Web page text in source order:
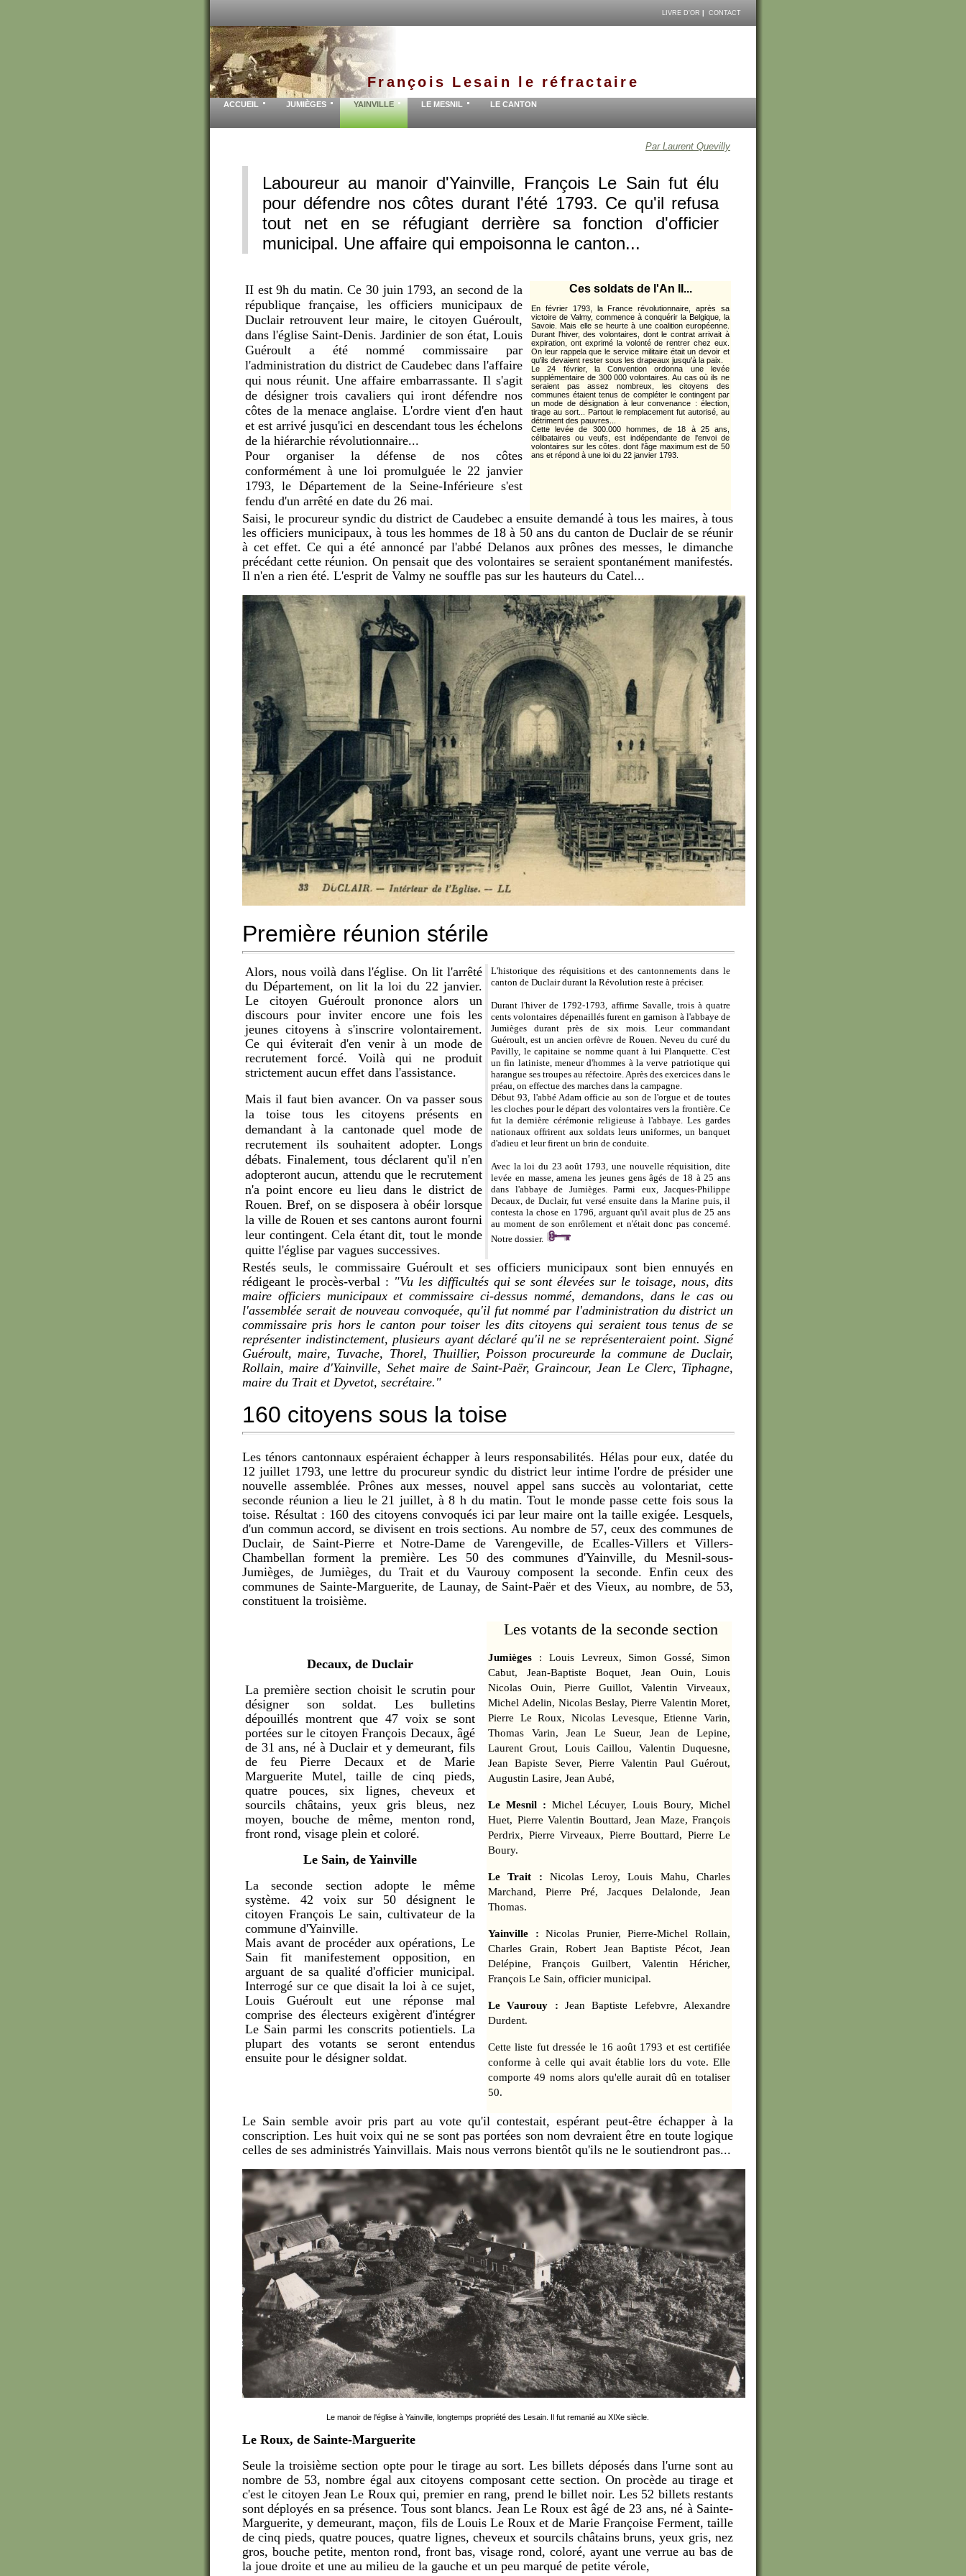
LIVRE D'OR CONTACT
François Lesain le réfractaire
ACCUEIL JUMIÈGES YAINVILLE LE MESNIL LE CANTON
Par Laurent Quevilly
Laboureur au manoir d'Yainville, François Le Sain fut élu
pour défendre nos côtes durant l'été 1793. Ce qu'il refusa
tout net en se réfugiant derrière sa fonction d'officier
municipal. Une affaire qui empoisonna le canton...
II est 9h du matin. Ce 30 juin 1793, an second de la
république française, les officiers municipaux de
Duclair retrouvent leur maire, le citoyen Guéroult,
dans l'église Saint-Denis. Jardinier de son état, Louis
Guéroult a été nommé commissaire par
l'administration du district de Caudebec dans l'affaire
qui nous réunit. Une affaire embarrassante. Il s'agit
de désigner trois cavaliers qui iront défendre nos
côtes de la menace anglaise. L'ordre vient d'en haut
et est arrivé jusqu'ici en descendant tous les échelons
de la hiérarchie révolutionnaire...
Pour organiser la défense de nos côtes
conformément à une loi promulguée le 22 janvier
1793, le Département de la Seine-Inférieure s'est
fendu d'un arrêté en date du 26 mai.
Ces soldats de l'An II...
En février 1793, la France révolutionnaire, après sa
victoire de Valmy, commence à conquérir la Belgique, la
Savoie. Mais elle se heurte à une coalition européenne.
Durant l'hiver, des volontaires, dont le contrat arrivait à
expiration, ont exprimé la volonté de rentrer chez eux.
On leur rappela que le service militaire était un devoir et
qu'ils devaient rester sous les drapeaux jusqu'à la paix.
Le 24 février, la Convention ordonna une levée
supplémentaire de 300 000 volontaires. Au cas où ils ne
seraient pas assez nombreux, les citoyens des
communes étaient tenus de compléter le contingent par
un mode de désignation à leur convenance : élection,
tirage au sort... Partout le remplacement fut autorisé, au
détriment des pauvres...
Cette levée de 300.000 hommes, de 18 à 25 ans,
célibataires ou veufs, est indépendante de l'envoi de
volontaires sur les côtes. dont l'âge maximum est de 50
ans et répond à une loi du 22 janvier 1793.
Saisi, le procureur syndic du district de Caudebec a ensuite demandé à tous les maires, à tous
les officiers municipaux, à tous les hommes de 18 à 50 ans du canton de Duclair de se réunir
à cet effet. Ce qui a été annoncé par l'abbé Delanos aux prônes des messes, le dimanche
précédant cette réunion. On pensait que des volontaires se seraient spontanément manifestés.
Il n'en a rien été. L'esprit de Valmy ne souffle pas sur les hauteurs du Catel...
Première réunion stérile
Alors, nous voilà dans l'église. On lit l'arrêté
du Département, on lit la loi du 22 janvier.
Le citoyen Guéroult prononce alors un
discours pour inviter encore une fois les
jeunes citoyens à s'inscrire volontairement.
Ce qui éviterait d'en venir à un mode de
recrutement forcé. Voilà qui ne produit
strictement aucun effet dans l'assistance.
Mais il faut bien avancer. On va passer sous
la toise tous les citoyens présents en
demandant à la cantonade quel mode de
recrutement ils souhaitent adopter. Longs
débats. Finalement, tous déclarent qu'il n'en
adopteront aucun, attendu que le recrutement
n'a point encore eu lieu dans le district de
Rouen. Bref, on se disposera à obéir lorsque
la ville de Rouen et ses cantons auront fourni
leur contingent. Cela étant dit, tout le monde
quitte l'église par vagues successives.
L'historique des réquisitions et des cantonnements dans le
canton de Duclair durant la Révolution reste à préciser.
Durant l'hiver de 1792-1793, affirme Savalle, trois à quatre
cents volontaires dépenaillés furent en garnison à l'abbaye de
Jumièges durant près de six mois. Leur commandant
Guéroult, est un ancien orfèvre de Rouen. Neveu du curé du
Pavilly, le capitaine se nomme quant à lui Planquette. C'est
un fin latiniste, meneur d'hommes à la verve patriotique qui
harangue ses troupes au réfectoire. Après des exercices dans le
préau, on effectue des marches dans la campagne.
Début 93, l'abbé Adam officie au son de l'orgue et de toutes
les cloches pour le départ des volontaires vers la frontière. Ce
fut la dernière cérémonie religieuse à l'abbaye. Les gardes
nationaux offrirent aux soldats leurs uniformes, un banquet
d'adieu et leur firent un brin de conduite.
Avec la loi du 23 août 1793, une nouvelle réquisition, dite
levée en masse, amena les jeunes gens âgés de 18 à 25 ans
dans l'abbaye de Jumièges. Parmi eux, Jacques-Philippe
Decaux, de Duclair, fut versé ensuite dans la Marine puis, il
contesta la chose en 1796, arguant qu'il avait plus de 25 ans
au moment de son enrôlement et n'était donc pas concerné.
Notre dossier.
Restés seuls, le commissaire Guéroult et ses officiers municipaux sont bien ennuyés en
rédigeant le procès-verbal : "Vu les difficultés qui se sont élevées sur le toisage, nous, dits
maire officiers municipaux et commissaire ci-dessus nommé, demandons, dans le cas ou
l'assemblée serait de nouveau convoquée, qu'il fut nommé par l'administration du district un
commissaire pris hors le canton pour toiser les dits citoyens qui seraient tous tenus de se
représenter indistinctement, plusieurs ayant déclaré qu'il ne se représenteraient point. Signé
Guéroult, maire, Tuvache, Thorel, Thuillier, Poisson procureurde la commune de Duclair,
Rollain, maire d'Yainville, Sehet maire de Saint-Paër, Graincour, Jean Le Clerc, Tiphagne,
maire du Trait et Dyvetot, secrétaire."
160 citoyens sous la toise
Les ténors cantonnaux espéraient échapper à leurs responsabilités. Hélas pour eux, datée du
12 juillet 1793, une lettre du procureur syndic du district leur intime l'ordre de présider une
nouvelle assemblée. Prônes aux messes, nouvel appel sans succès au volontariat, cette
seconde réunion a lieu le 21 juillet, à 8 h du matin. Tout le monde passe cette fois sous la
toise. Résultat : 160 des citoyens convoqués ici par leur maire ont la taille exigée. Lesquels,
d'un commun accord, se divisent en trois sections. Au nombre de 57, ceux des communes de
Duclair, de Saint-Pierre et Notre-Dame de Varengeville, de Ecalles-Villers et Villers-
Chambellan forment la première. Les 50 des communes d'Yainville, du Mesnil-sous-
Jumièges, de Jumièges, du Trait et du Vaurouy composent la seconde. Enfin ceux des
communes de Sainte-Marguerite, de Launay, de Saint-Paër et des Vieux, au nombre, de 53,
constituent la troisième.
Decaux, de Duclair
La première section choisit le scrutin pour
désigner son soldat. Les bulletins
dépouillés montrent que 47 voix se sont
portées sur le citoyen François Decaux, âgé
de 31 ans, né à Duclair et y demeurant, fils
de feu Pierre Decaux et de Marie
Marguerite Mutel, taille de cinq pieds,
quatre pouces, six lignes, cheveux et
sourcils châtains, yeux gris bleus, nez
moyen, bouche de même, menton rond,
front rond, visage plein et coloré.
Le Sain, de Yainville
La seconde section adopte le même
système. 42 voix sur 50 désignent le
citoyen François Le sain, cultivateur de la
commune d'Yainville.
Mais avant de procéder aux opérations, Le
Sain fit manifestement opposition, en
arguant de sa qualité d'officier municipal.
Interrogé sur ce que disait la loi à ce sujet,
Louis Guéroult eut une réponse mal
comprise des électeurs exigèrent d'intégrer
Le Sain parmi les conscrits potientiels. La
plupart des votants se seront entendus
ensuite pour le désigner soldat.
Les votants de la seconde section
Jumièges : Louis Levreux, Simon Gossé, Simon
Cabut, Jean-Baptiste Boquet, Jean Ouin, Louis
Nicolas Ouin, Pierre Guillot, Valentin Virveaux,
Michel Adelin, Nicolas Beslay, Pierre Valentin Moret,
Pierre Le Roux, Nicolas Levesque, Etienne Varin,
Thomas Varin, Jean Le Sueur, Jean de Lepine,
Laurent Grout, Louis Caillou, Valentin Duquesne,
Jean Bapiste Sever, Pierre Valentin Paul Guérout,
Augustin Lasire, Jean Aubé,
Le Mesnil : Michel Lécuyer, Louis Boury, Michel
Huet, Pierre Valentin Bouttard, Jean Maze, François
Perdrix, Pierre Virveaux, Pierre Bouttard, Pierre Le
Boury.
Le Trait : Nicolas Leroy, Louis Mahu, Charles
Marchand, Pierre Pré, Jacques Delalonde, Jean
Thomas.
Yainville :Nicolas Prunier, Pierre-Michel Rollain,
Charles Grain, Robert Jean Baptiste Pécot, Jean
Delépine, François Guilbert, Valentin Héricher,
François Le Sain, officier municipal.
Le Vaurouy : Jean Baptiste Lefebvre, Alexandre
Durdent.
Cette liste fut dressée le 16 août 1793 et est certifiée
conforme à celle qui avait établie lors du vote. Elle
comporte 49 noms alors qu'elle aurait dû en totaliser
50.
Le Sain semble avoir pris part au vote qu'il contestait, espérant peut-être échapper à la
conscription. Les huit voix qui ne se sont pas portées son nom devraient être en toute logique
celles de ses administrés Yainvillais. Mais nous verrons bientôt qu'ils ne le soutiendront pas...
Le manoir de l'église à Yainville, longtemps propriété des Lesain. Il fut remanié au XIXe siècle.
Le Roux, de Sainte-Marguerite
Seule la troisième section opte pour le tirage au sort. Les billets déposés dans l'urne sont au
nombre de 53, nombre égal aux citoyens composant cette section. On procède au tirage et
c'est le citoyen Jean Le Roux qui, premier en rang, prend le billet noir. Les 52 billets restants
sont déployés en sa présence. Tous sont blancs. Jean Le Roux est âgé de 23 ans, né à Sainte-
Marguerite, y demeurant, maçon, fils de Louis Le Roux et de Marie Françoise Ferment, taille
de cinq pieds, quatre pouces, quatre lignes, cheveux et sourcils châtains bruns, yeux gris, nez
gros, bouche petite, menton rond, front bas, visage rond, coloré, ayant une verrue au bas de
la joue droite et une au milieu de la gauche et un peu marqué de petite vérole,